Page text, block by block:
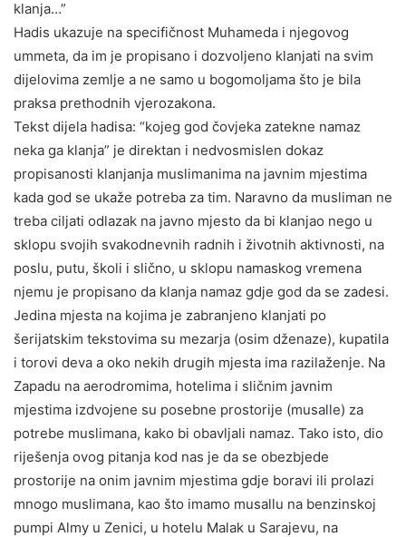
klanja…”
Hadis ukazuje na specifičnost Muhameda i njegovog
ummeta, da im je propisano i dozvoljeno klanjati na svim
dijelovima zemlje a ne samo u bogomoljama što je bila
praksa prethodnih vjerozakona.
Tekst dijela hadisa: “kojeg god čovjeka zatekne namaz
neka ga klanja” je direktan i nedvosmislen dokaz
propisanosti klanjanja muslimanima na javnim mjestima
kada god se ukaže potreba za tim. Naravno da musliman ne
treba ciljati odlazak na javno mjesto da bi klanjao nego u
sklopu svojih svakodnevnih radnih i životnih aktivnosti, na
poslu, putu, školi i slično, u sklopu namaskog vremena
njemu je propisano da klanja namaz gdje god da se zadesi.
Jedina mjesta na kojima je zabranjeno klanjati po
šerijatskim tekstovima su mezarja (osim dženaze), kupatila
i torovi deva a oko nekih drugih mjesta ima razilaženje. Na
Zapadu na aerodromima, hotelima i sličnim javnim
mjestima izdvojene su posebne prostorije (musalle) za
potrebe muslimana, kako bi obavljali namaz. Tako isto, dio
riješenja ovog pitanja kod nas je da se obezbjede
prostorije na onim javnim mjestima gdje boravi ili prolazi
mnogo muslimana, kao što imamo musallu na benzinskoj
pumpi Almy u Zenici, u hotelu Malak u Sarajevu, na